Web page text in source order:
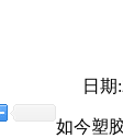
日期
如今塑